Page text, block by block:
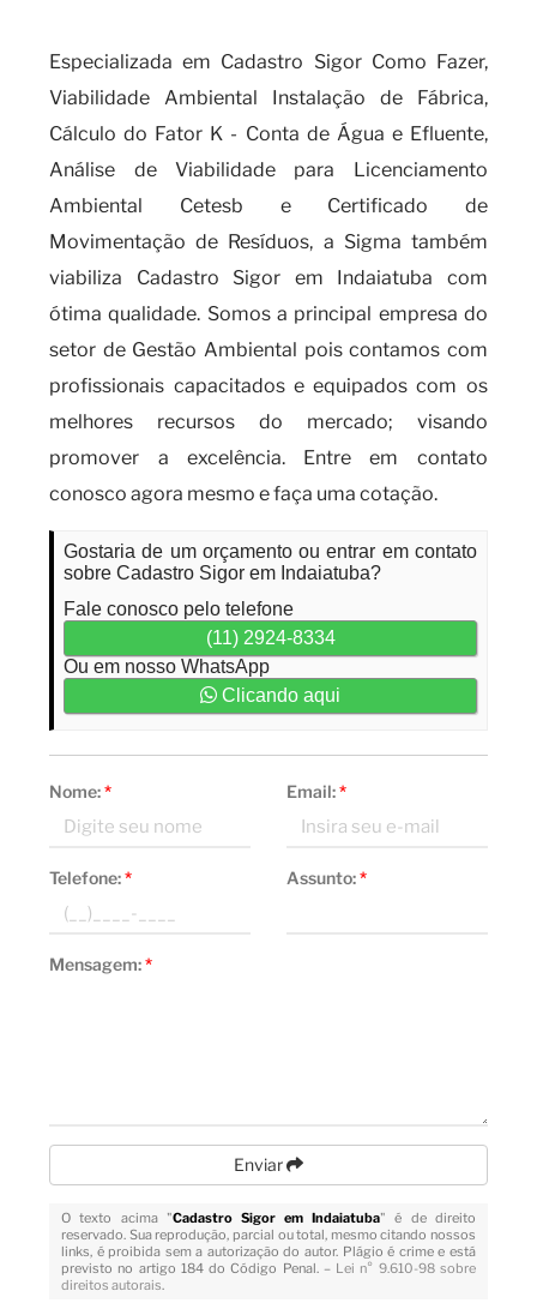
Especializada em Cadastro Sigor Como Fazer,
Viabilidade Ambiental Instalação de Fábrica,
Cálculo do Fator K - Conta de Água e Efluente,
Análise de Viabilidade para Licenciamento
Ambiental Cetesb e Certificado de
Movimentação de Resíduos, a Sigma também
viabiliza Cadastro Sigor em Indaiatuba com
ótima qualidade. Somos a principal empresa do
setor de Gestão Ambiental pois contamos com
profissionais capacitados e equipados com os
melhores recursos do mercado; visando
promover a excelência. Entre em contato
conosco agora mesmo e faça uma cotação.
Gostaria de um orçamento ou entrar em contato
sobre Cadastro Sigor em Indaiatuba?
Fale conosco pelo telefone
(11) 2924-8334
Ou em nosso WhatsApp
Clicando aqui
Nome:* Email:*
Telefone:* Assunto:*
Mensagem:*
Enviar
O texto acima "Cadastro Sigor em Indaiatuba" é de direito
reservado. Sua reprodução, parcial ou total, mesmo citando nossos
links, é proibida sem a autorização do autor. Plágio é crime e está
previsto no artigo 184 do Código Penal. – Lei n° 9.610-98 sobre
direitos autorais.